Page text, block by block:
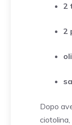
2
2
Dopo
ciotolina,